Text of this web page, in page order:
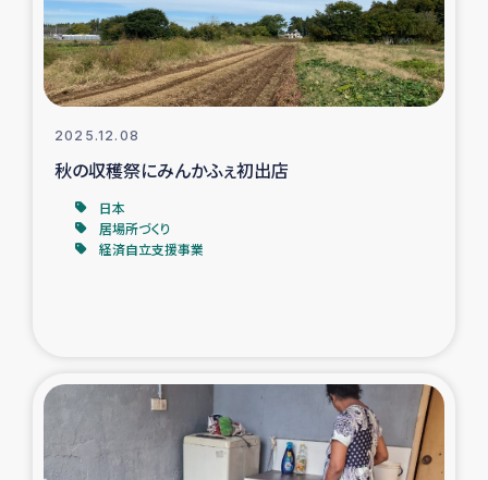
レバノンにおける緊急支援
レバノンでのシリア難民への教育支援事業
レバノンでのシリア難民・レバノン人への農業支援
海外ルーツの市民との共生
復興応援隊の活動
仮設住宅生活支援・農業復興支援
2025.12.08
秋の収穫祭にみんかふぇ初出店
日本
居場所づくり
経済自立支援事業